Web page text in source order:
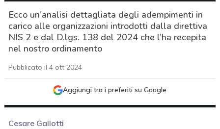
Ecco un’analisi dettagliata degli adempimenti in
carico alle organizzazioni introdotti dalla direttiva
NIS 2 e dal D.lgs. 138 del 2024 che l’ha recepita
nel nostro ordinamento
Pubblicato il 4 ott 2024
Aggiungi tra i preferiti su Google
Cesare Gallotti